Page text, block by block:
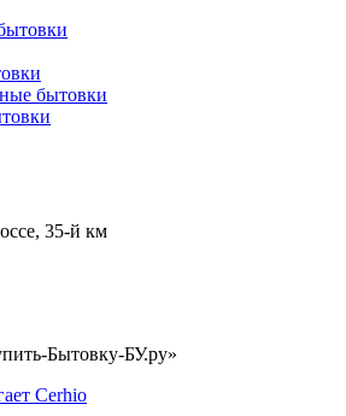
бытовки
35-й км
Бытовку-БУ.ру»
Cerhio